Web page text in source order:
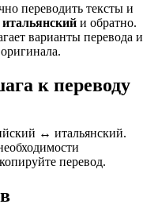
переводить тексты и
итальянский и обратно.
варианты перевода и
к переводу
↔ итальянский.
перевод.